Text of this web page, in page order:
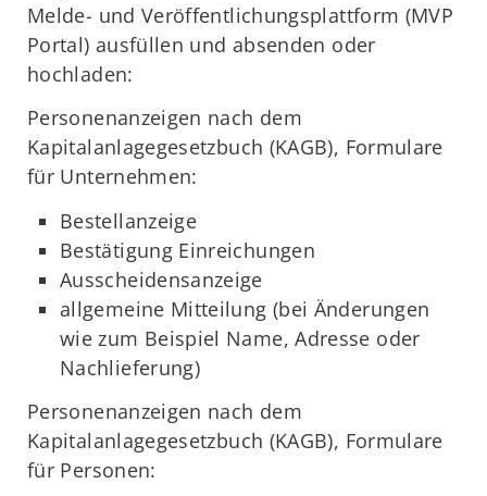
Melde- und Veröffentlichungsplattform (MVP
Portal) ausfüllen und absenden oder
hochladen:
Personenanzeigen nach dem
Kapitalanlagegesetzbuch (KAGB), Formulare
für Unternehmen:
Bestellanzeige
Bestätigung Einreichungen
Ausscheidensanzeige
allgemeine Mitteilung (bei Änderungen
wie zum Beispiel Name, Adresse oder
Nachlieferung)
Personenanzeigen nach dem
Kapitalanlagegesetzbuch (KAGB), Formulare
für Personen: